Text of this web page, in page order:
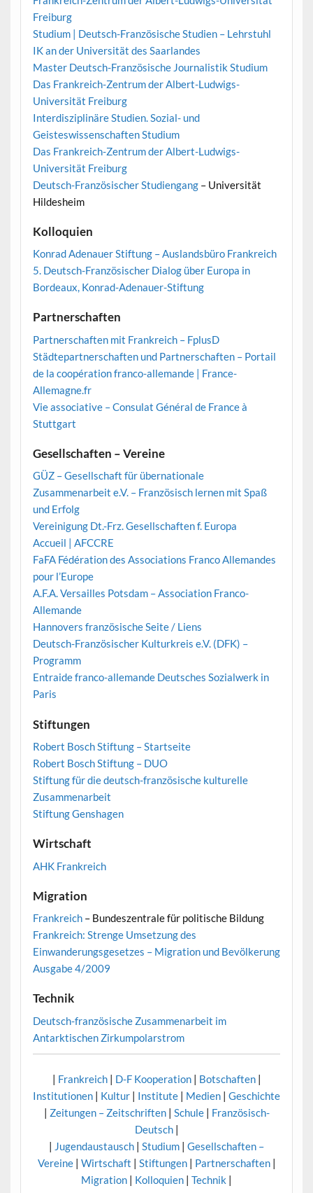
Freiburg
Studium | Deutsch-Französische Studien – Lehrstuhl
IK an der Universität des Saarlandes
Master Deutsch-Französische Journalistik Studium
Das Frankreich-Zentrum der Albert-Ludwigs-
Universität Freiburg
Interdisziplinäre Studien. Sozial- und
Geisteswissenschaften Studium
Das Frankreich-Zentrum der Albert-Ludwigs-
Universität Freiburg
Deutsch-Französischer Studiengang– Universität
Hildesheim
Kolloquien
Konrad Adenauer Stiftung – Auslandsbüro Frankreich
5. Deutsch-Französischer Dialog über Europa in
Bordeaux, Konrad-Adenauer-Stiftung
Partnerschaften
Partnerschaften mit Frankreich – FplusD
Städtepartnerschaften und Partnerschaften – Portail
de la coopération franco-allemande | France-
Allemagne.fr
Vie associative – Consulat Général de France à
Stuttgart
Gesellschaften – Vereine
GÜZ – Gesellschaft für übernationale
Zusammenarbeit e.V. – Französisch lernen mit Spaß
und Erfolg
Vereinigung Dt.-Frz. Gesellschaften f. Europa
Accueil | AFCCRE
FaFA Fédération des Associations Franco Allemandes
pour l’Europe
A.F.A. Versailles Potsdam – Association Franco-
Allemande
Hannovers französische Seite / Liens
Deutsch-Französischer Kulturkreis e.V. (DFK) –
Programm
Entraide franco-allemande Deutsches Sozialwerk in
Paris
Stiftungen
Robert Bosch Stiftung – Startseite
Robert Bosch Stiftung – DUO
Stiftung für die deutsch-französische kulturelle
Zusammenarbeit
Stiftung Genshagen
Wirtschaft
AHK Frankreich
Migration
Frankreich– Bundeszentrale für politische Bildung
Frankreich: Strenge Umsetzung des
Einwanderungsgesetzes – Migration und Bevölkerung
Ausgabe 4/2009
Technik
Deutsch-französische Zusammenarbeit im
Antarktischen Zirkumpolarstrom
| Frankreich| D-F Kooperation| Botschaften|
Institutionen | Kultur | Institute | Medien | Geschichte
| Zeitungen – Zeitschriften| Schule| Französisch-
Deutsch|
| Jugendaustausch | Studium | Gesellschaften –
Vereine| Wirtschaft | Stiftungen| Partnerschaften|
Migration | Kolloquien | Technik |